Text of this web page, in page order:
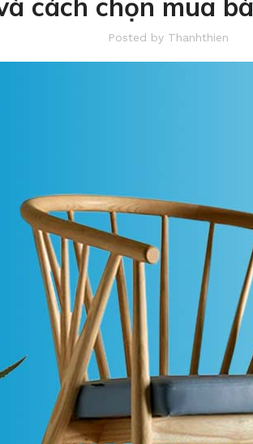
cách chọn mua
Posted by Thanhthien